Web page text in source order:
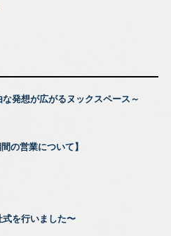
発想が広がるヌックスペース～
の営業について】
を行いました〜